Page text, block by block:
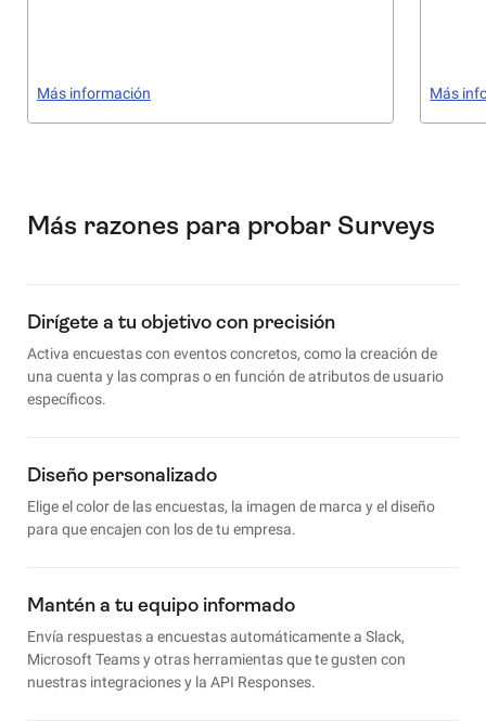
Más información Más
Más razones para probar Surveys
Dirígete a tu objetivo con precisión
Activa encuestas con eventos concretos, como la creación de
una cuenta y las compras o en función de atributos de usuario
específicos.
Diseño personalizado
Elige el color de las encuestas, la imagen de marca y el diseño
para que encajen con los de tu empresa.
Mantén a tu equipo informado
Envía respuestas a encuestas automáticamente a Slack,
Microsoft Teams y otras herramientas que te gusten con
nuestras integraciones y la API Responses.